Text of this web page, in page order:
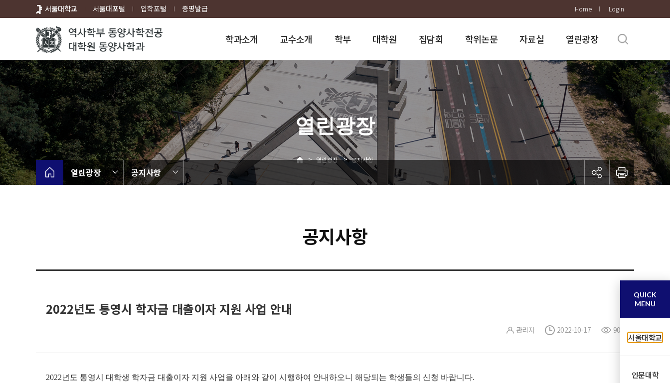
로
뉴
서울대학교 서울대포털 입학포털 증명발급 Home Login
학과소개 교수소개 학부 대학원 집담회 학위논문 자료실 열린광장
열린광장
> 열린광장 > 공지사항
열린광장 공지사항
공지사항
2022년도 통영시 학자금 대출이자 지원 사업 안내
관리자 2022-10-17 905
2022년도 통영시 대학생 학자금 대출이자 지원 사업을 아래와 같이 시행하여 안내하오니 해당되는 학생들의 신청 바랍니다.
QUICK
MENU
서울대학교
인문대학